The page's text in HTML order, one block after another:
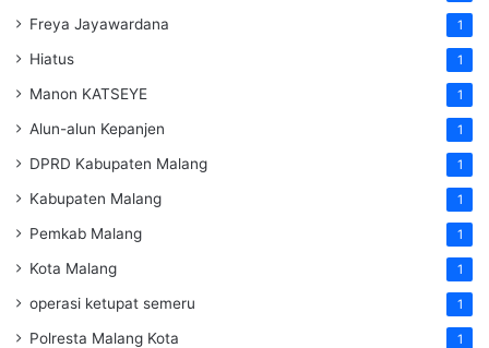
Freya Jayawardana 1
Hiatus 1
Manon KATSEYE 1
Alun-alun Kepanjen 1
DPRD Kabupaten Malang 1
Kabupaten Malang 1
Pemkab Malang 1
Kota Malang 1
operasi ketupat semeru 1
Polresta Malang Kota 1